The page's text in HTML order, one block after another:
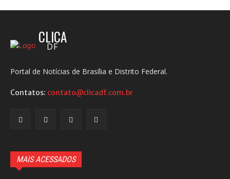
CLICA
DF
Portal de Notícias de Brasília e Distrito Federal.
Contatos: contato@clicadf.com.br
MAIS ACESSADOS